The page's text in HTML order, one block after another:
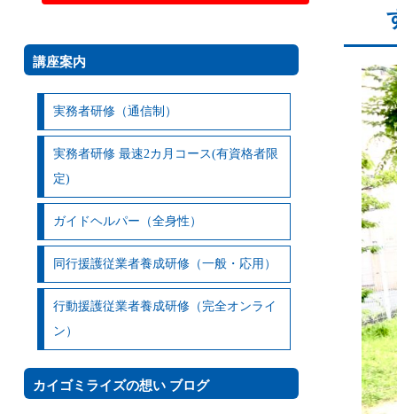
講座案内
実務者研修（通信制）
実務者研修 最速2カ月コース(有資格者限
定)
ガイドヘルパー（全身性）
同行援護従業者養成研修（一般・応用）
行動援護従業者養成研修（完全オンライ
ン）
カイゴミライズの想い ブログ